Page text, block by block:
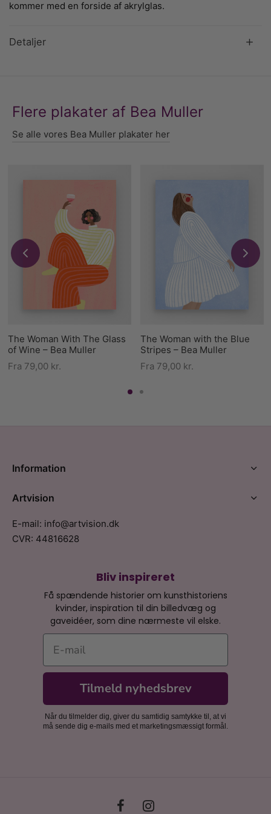
kommer med en forside af akrylglas.
Detaljer
Flere plakater af Bea Muller
Se alle vores Bea Muller plakater her
The Woman With The Glass
of Wine – Bea Muller
Fra 79,00 kr.
The Woman with the Blue
Stripes – Bea Muller
Fra 79,00 kr.
Bliv inspireret
Få spændende historier om kunsthistoriens
kvinder, inspiration til din billedvæg og
gaveidéer, som dine nærmeste vil elske.
E-mail
Tilmeld nyhedsbrev
Når du tilmelder dig, giver du samtidig samtykke til, at vi
må sende dig e-mails med et marketingsmæssigt formål.
Information
Artvision
E-mail: info@artvision.dk
CVR: 44816628